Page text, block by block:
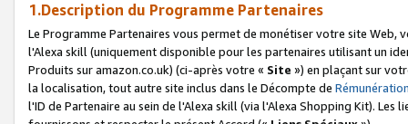
1.Description du Programme Partenaires
Le Programme Partenaires vous permet de monétiser votre site Web,
l'Alexa skill (uniquement disponible pour les partenaires utilisant un
Produits sur amazon.co.uk) (ci-après votre « Site ») en plaçant sur
la localisation, tout autre site inclus dans le Décompte de
l'ID de Partenaire au sein de l'Alexa skill (via l'Alexa Shopping Kit).